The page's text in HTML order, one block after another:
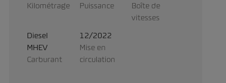
Kilométrage
Puissance
Boîte de
vitesses
Diesel
MHEV
Carburant
12/2022
Mise en
circulation